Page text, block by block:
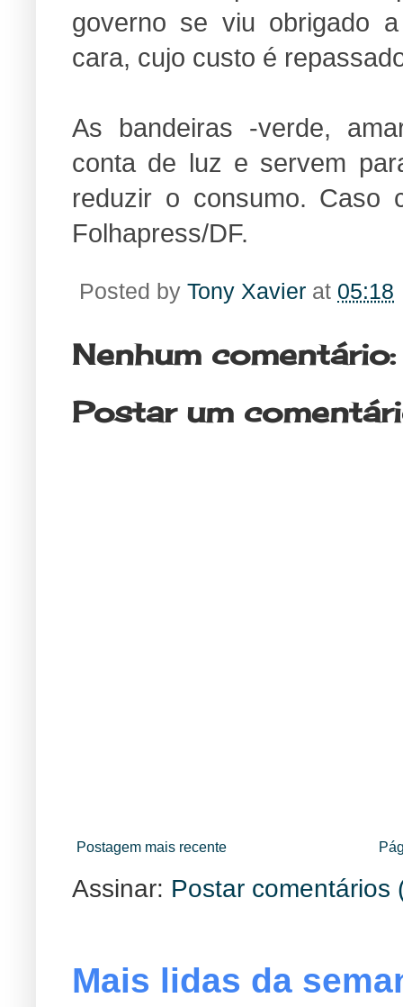
governo se viu obrigado
cara, cujo custo é
As bandeiras -verde,
conta de luz e servem
reduzir o consumo. Caso
Folhapress/DF.
Posted by Tony Xavier at 05:18
Nenhum comentário:
Postar um
Postagem mais recente
Assinar: Postar comentários
Mais lidas da